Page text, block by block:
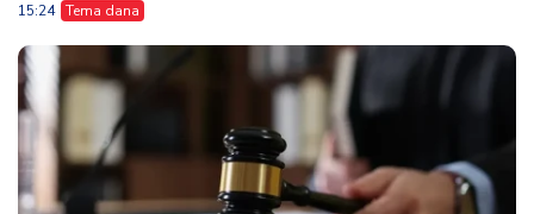
15:24 Tema dana